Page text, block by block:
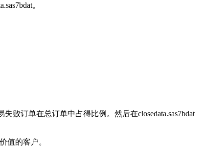
。
失败订单在总订单中占得比例。然后在closedata.sas7bdat
值的客户。